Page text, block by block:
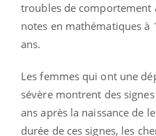
troubles de comportement
notes en mathématiques à
ans.
Les femmes qui ont une
sévère montrent des
ans après la naissance de
durée de ces signes, les